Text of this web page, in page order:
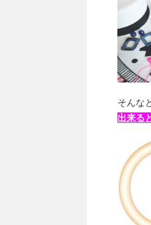
そんな
出来る